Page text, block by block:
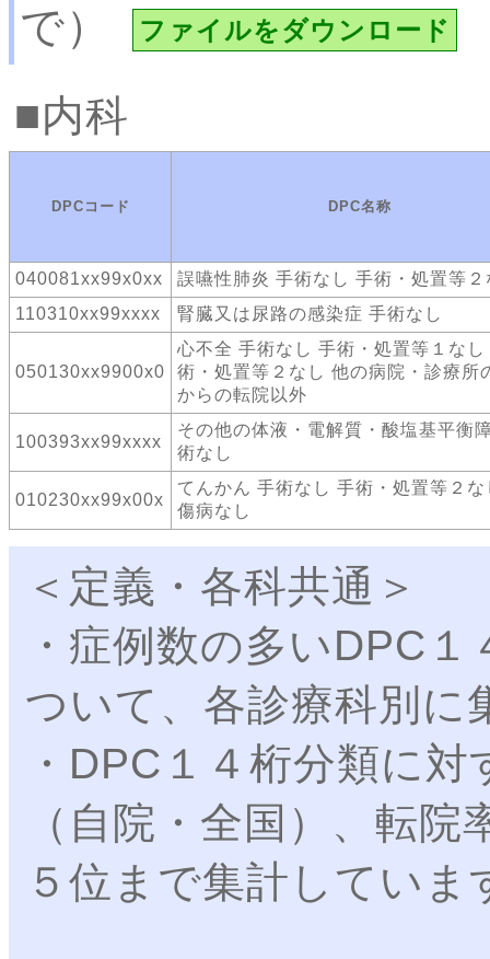
で）
ファイルをダウンロード
内科
DPCコード DPC名称
040081xx99x0xx
誤嚥性肺炎 手術なし 手術・処置等２
110310xx99xxxx
腎臓又は尿路の感染症 手術なし
050130xx9900x0
心不全 手術なし 手術・処置等１なし
術・処置等２なし 他の病院・診療所
からの転院以外
100393xx99xxxx
その他の体液・電解質・酸塩基平衡
術なし
010230xx99x00x
てんかん 手術なし 手術・処置等２な
傷病なし
＜定義・各科共通＞
・症例数の多いDPC
ついて、各診療科別に
・DPC１４桁分類に
（自院・全国）、転
５位まで集計していま